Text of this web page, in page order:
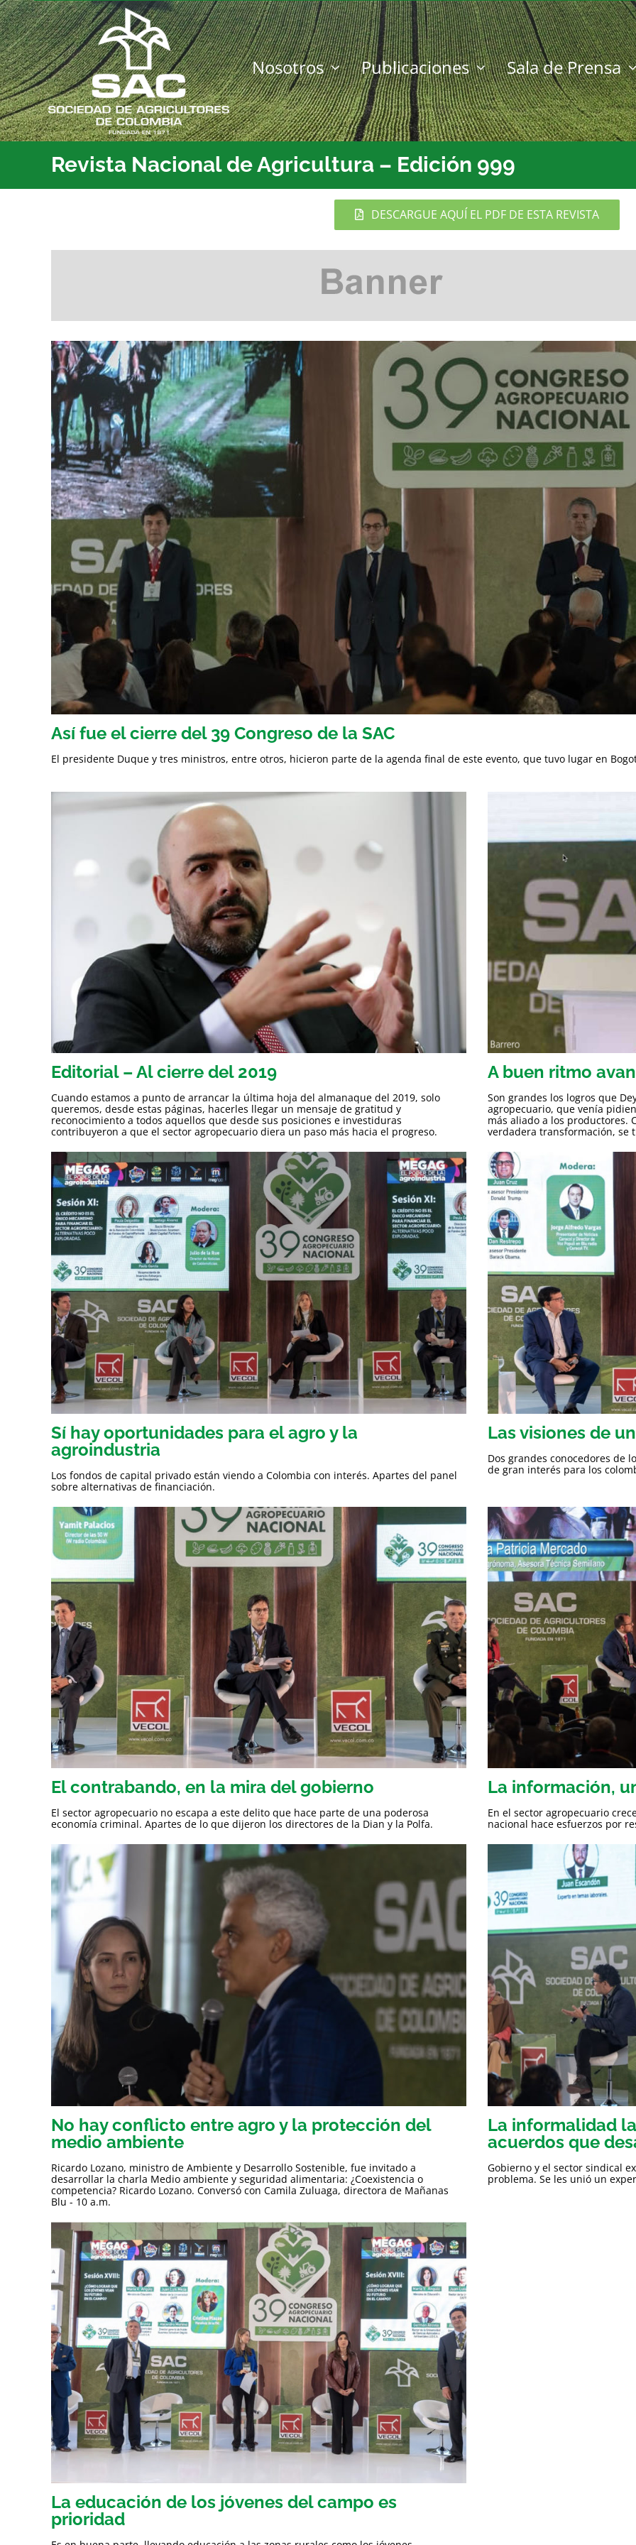
Saltar
al
contenido
Nosotros Publicaciones Sala de Prensa
Revista Nacional de Agricultura – Edición 999
DESCARGUE AQUÍ EL PDF DE ESTA REVISTA
Así fue el cierre del 39 Congreso de la SAC
El presidente Duque y tres ministros, entre otros, hicieron parte de la agenda final de este evento, que tuvo lugar en
Editorial – Al cierre del 2019
Cuando estamos a punto de arrancar la última hoja del almanaque del 2019, solo
queremos, desde estas páginas, hacerles llegar un mensaje de gratitud y
reconocimiento a todos aquellos que desde sus posiciones e investiduras
contribuyeron a que el sector agropecuario diera un paso más hacia el progreso.
A buen ritmo
Son grandes los logros que
agropecuario, que venía
más aliado a los productores.
verdadera transformación, se
Sí hay oportunidades para el agro y la
agroindustria
Los fondos de capital privado están viendo a Colombia con interés. Apartes del panel
sobre alternativas de financiación.
Las visiones de
Dos grandes conocedores de
de gran interés para los
El contrabando, en la mira del gobierno
El sector agropecuario no escapa a este delito que hace parte de una poderosa
economía criminal. Apartes de lo que dijeron los directores de la Dian y la Polfa.
La información,
En el sector agropecuario
nacional hace esfuerzos por
No hay conflicto entre agro y la protección del
medio ambiente
Ricardo Lozano, ministro de Ambiente y Desarrollo Sostenible, fue invitado a
desarrollar la charla Medio ambiente y seguridad alimentaria: ¿Coexistencia o
competencia? Ricardo Lozano. Conversó con Camila Zuluaga, directora de Mañanas
Blu - 10 a.m.
La informalidad
acuerdos que
Gobierno y el sector sindical
problema. Se les unió un
La educación de los jóvenes del campo es
prioridad